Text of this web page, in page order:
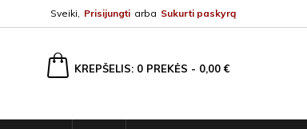
Sveiki, Prisijungti arba Sukurti paskyrą
KREPŠELIS 0 PREKĖS - 0,00 €